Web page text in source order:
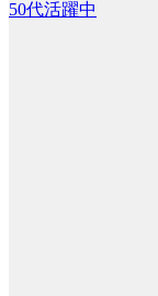
50代活躍中